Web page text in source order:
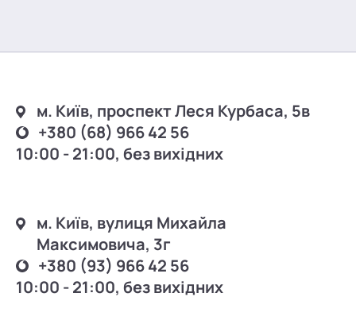
м. Київ, проспект Леся Курбаса, 5в
+380 (68) 966 42 56
10:00 - 21:00, без вихідних
м. Київ, вулиця Михайла
Максимовича, 3г
+380 (93) 966 42 56
10:00 - 21:00, без вихідних